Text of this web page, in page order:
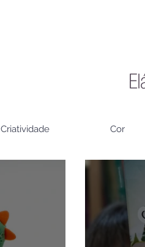
Criatividade Cor